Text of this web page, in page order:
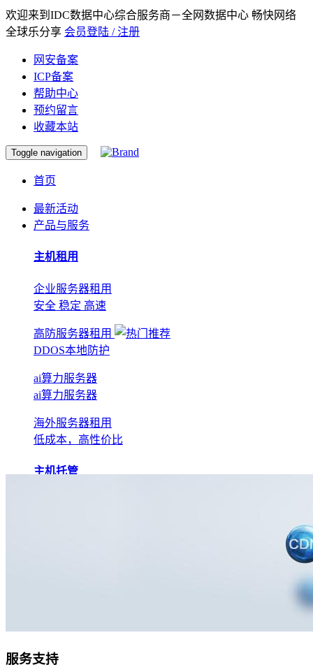
欢迎来到IDC数据中心综合服务商－全网数据中心 畅快网络
全球乐分享 会员登陆 / 注册
网安备案
ICP备案
帮助中心
预约留言
收藏本站
Toggle navigation
首页
最新活动
产品与服务
主机租用
企业服务器租用
安全 稳定 高速
高防服务器租用
DDOS本地防护
ai算力服务器
ai算力服务器
海外服务器租用
低成本，高性价比
主机托管
贴心的服务
服务支持